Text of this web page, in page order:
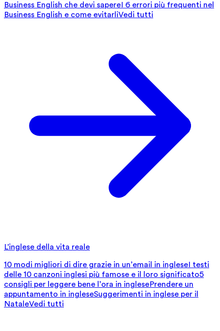
Business English che devi sapereI 6 errori più frequenti nel
Business English e come evitarliVedi tutti
L'inglese della vita reale
10 modi migliori di dire grazie in un’email in ingleseI testi
delle 10 canzoni inglesi più famose e il loro significato5
consigli per leggere bene l’ora in inglesePrendere un
appuntamento in ingleseSuggerimenti in inglese per il
NataleVedi tutti